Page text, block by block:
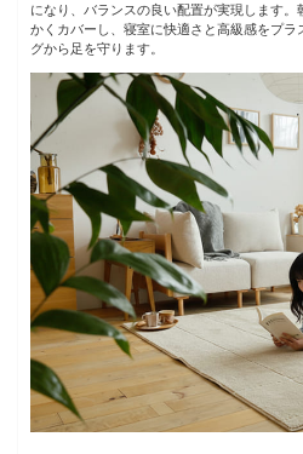
になり、バランスの良い配置が実現します
かくカバーし、寝室に快適さと高級感をプ
グから足を守ります。